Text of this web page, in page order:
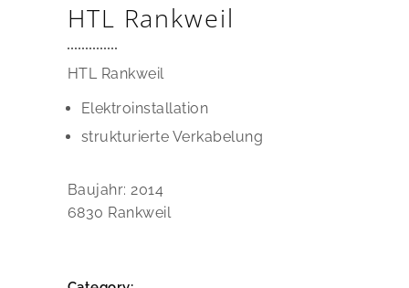
HTL Rankweil
HTL Rankweil
Elektroinstallation
strukturierte Verkabelung
Baujahr: 2014
6830 Rankweil